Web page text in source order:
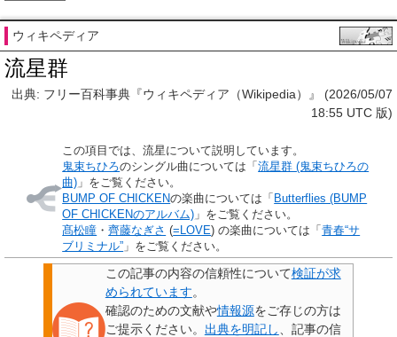
ウィキペディア
流星群
出典: フリー百科事典『ウィキペディア（Wikipedia）』 (2026/05/07
18:55 UTC 版)
この項目では、流星について説明しています。
鬼束ちひろのシングル曲については「流星群 (鬼束ちひろの
曲) 」をご覧ください。
BUMP OF CHICKENの楽曲については「 Butterflies (BUMP
OF CHICKENのアルバム) 」をご覧ください。
髙松瞳 ・齊藤なぎさ (=LOVE) の楽曲については「青春“サ
ブリミナル” 」をご覧ください。
この記事の内容の信頼性について検証が求
められています。
確認のための文献や情報源をご存じの方は
ご提示ください。 出典を明記し
、記事の信